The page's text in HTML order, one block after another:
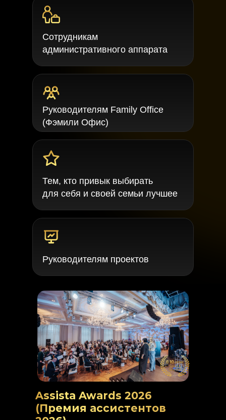
Руководителям Family Office
(Фэмили Офис)
Сотрудникам
административного аппарата
Руководителям проектов
Тем, кто привык выбирать
для себя и своей семьи лучшее
Assista Awards 2026
(Премия ассистентов